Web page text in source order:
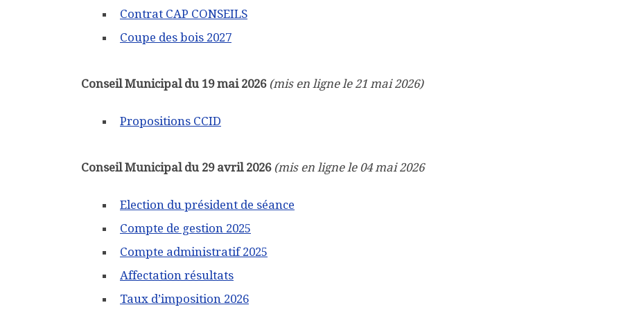
Contrat CAP CONSEILS
Coupe des bois 2027
Conseil Municipal du 19 mai 2026(mis en ligne le 21 mai 2026)
Propositions CCID
Conseil Municipal du 29 avril 2026 (mis en ligne le 04 mai 2026
Election du président de séance
Compte de gestion 2025
Compte administratif 2025
Affectation résultats
Taux d’imposition 2026